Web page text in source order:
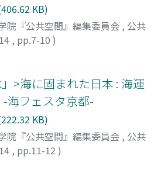
KB)
院『公共空間』編集委員会 , 公共
, pp.7-10 )
>海に固まれた日本 : 海運
海フェスタ京都-
KB)
院『公共空間』編集委員会 , 公共
, pp.11-12 )